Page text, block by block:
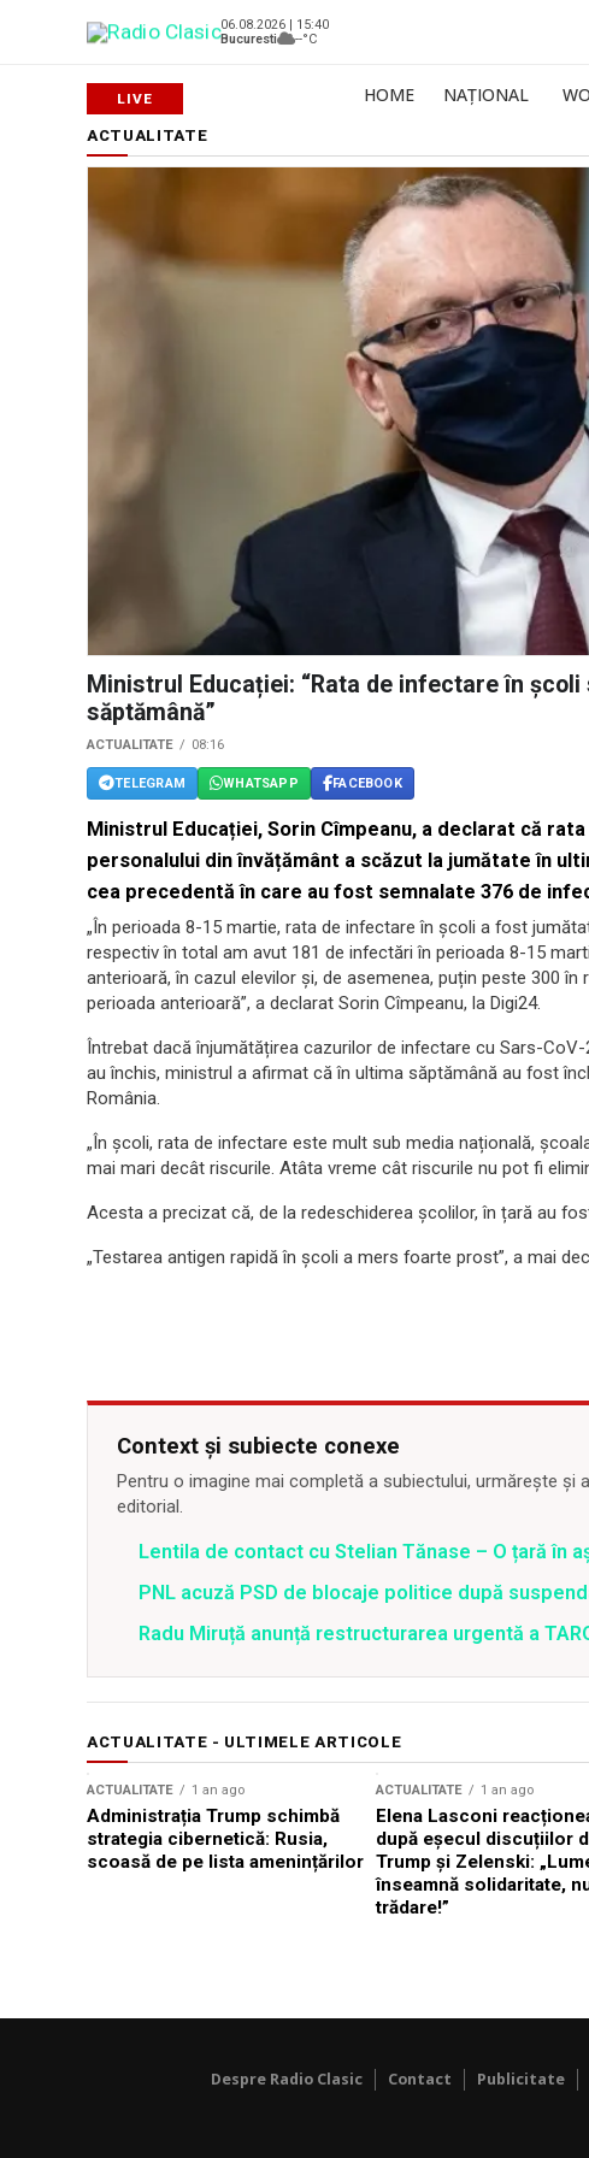
06.08.2026 | 15:40
Bucuresti
--°C
HOME NAȚIONAL
ACTUALITATE
Ministrul Educației: “Rata de infectare în
săptămână”
ACTUALITATE 08:16
TELEGRAM WHATSAPP FACEBOOK
Ministrul Educației, Sorin Cîmpeanu, a declarat că
personalului din învățământ a scăzut la jumătate în
cea precedentă în care au fost semnalate 376 de
„În perioada 8-15 martie, rata de infectare în școli a fost
respectiv în total am avut 181 de infectări în perioada 8-15
anterioară, în cazul elevilor și, de asemenea, puțin peste 300
perioada anterioară”, a declarat Sorin Cîmpeanu, la Digi24.
Întrebat dacă înjumătățirea cazurilor de infectare cu Sars-
au închis, ministrul a afirmat că în ultima săptămână au fost
România.
„În școli, rata de infectare este mult sub media națională,
mai mari decât riscurile. Atâta vreme cât riscurile nu pot fi
Acesta a precizat că, de la redeschiderea școlilor, în țară au
„Testarea antigen rapidă în școli a mers foarte prost”, a mai
Context și subiecte conexe
Pentru o imagine mai completă a subiectului, urmărește și
editorial.
Lentila de contact cu Stelian Tănase – O țară în
PNL acuză PSD de blocaje politice după
Radu Miruță anunță restructurarea urgentă a
ACTUALITATE - ULTIMELE ARTICOLE
ACTUALITATE 1 an ago
Administrația Trump schimbă
strategia cibernetică: Rusia,
scoasă de pe lista amenințărilor
ACTUALITATE 1 an ago
Elena Lasconi
după eșecul discuțiilor
Trump și Zelenski:
înseamnă solidaritate,
trădare!”
Despre Radio Clasic Contact Publicitate